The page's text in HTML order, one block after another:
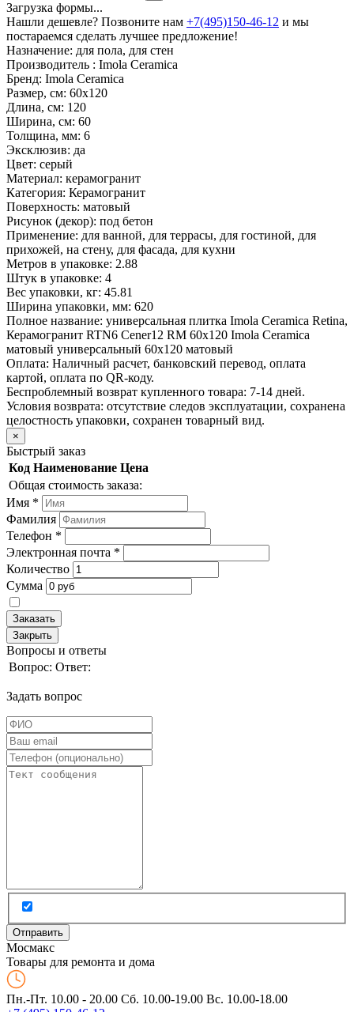
Загрузка формы...
Нашли дешевле? Позвоните нам +7(495)150-46-12 и мы
постараемся сделать лучшее предложение!
Назначение: для пола, для стен
Производитель : Imola Ceramica
Бренд: Imola Ceramica
Размер, см: 60х120
Длина, см: 120
Ширина, см: 60
Толщина, мм: 6
Эксклюзив: да
Цвет: серый
Материал: керамогранит
Категория: Керамогранит
Поверхность: матовый
Рисунок (декор): под бетон
Применение: для ванной, для террасы, для гостиной, для
прихожей, на стену, для фасада, для кухни
Метров в упаковке: 2.88
Штук в упаковке: 4
Вес упаковки, кг: 45.81
Ширина упаковки, мм: 620
Полное название: универсальная плитка Imola Ceramica Retina,
Керамогранит RTN6 Cener12 RM 60x120 Imola Ceramica
матовый универсальный 60х120 матовый
Оплата: Наличный расчет, банковский перевод, оплата
картой, оплата по QR-коду.
Беспроблемный возврат купленного товара: 7-14 дней.
Условия возврата: отсутствие следов эксплуатации, сохранена
целостность упаковки, сохранен товарный вид.
×
Быстрый заказ
Код Наименование Цена
Общая стоимость заказа:
Имя *
Фамилия
Телефон *
Электронная почта *
Количество
Сумма
Заказать
Закрыть
Вопросы и ответы
Вопрос: Ответ:
Задать вопрос
Мосмакс
Товары для ремонта и дома
Пн.-Пт. 10.00 - 20.00 Сб. 10.00-19.00 Вс. 10.00-18.00